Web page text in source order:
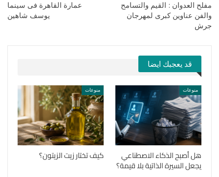
مفلح العدوان : القيم والتسامح
والفن عناوين كبرى لمهرجان
جرش
عمارة القاهرة فى سينما
يوسف شاهين
قد يعجبك ايضا
منوعات
هل أصبح الذكاء الاصطناعي
يجعل السيرة الذاتية بلا قيمة؟
منوعات
كيف تختار زيت الزيتون؟